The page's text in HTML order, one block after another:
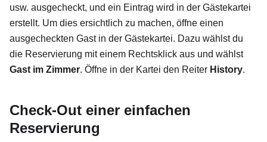
usw. ausgecheckt, und ein Eintrag wird in der Gästekartei
erstellt. Um dies ersichtlich zu machen, öffne einen
ausgecheckten Gast in der Gästekartei. Dazu wählst du
die Reservierung mit einem Rechtsklick aus und wählst
Gast im Zimmer. Öffne in der Kartei den Reiter History.
Check-Out einer einfachen
Reservierung